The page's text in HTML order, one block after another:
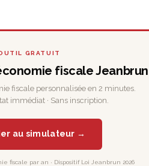
GRATUIT
fiscale Jeanbrun
fiscale personnalisée en 2 minutes.
immédiat · Sans inscription.
au simulateur →
fiscale par an · Dispositif Loi Jeanbrun 2026